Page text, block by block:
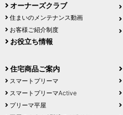
オーナーズクラブ
住まいのメンテナンス動画
お客様ご紹介制度
お役立ち情報
住宅商品ご案内
スマートプリーマ
スマートプリーマActive
プリーマ平屋